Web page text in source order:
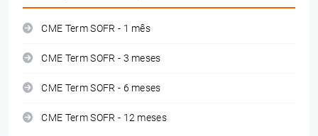
CME Term SOFR - 1 mês
CME Term SOFR - 3 meses
CME Term SOFR - 6 meses
CME Term SOFR - 12 meses